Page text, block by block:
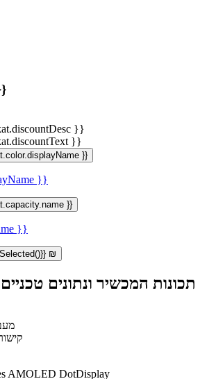
}}
}}
}}
}}
}}
}}
₪
שיאומי 13T - תכונות המכשיר ונתונים טכניים
AMOLED DotDisplay